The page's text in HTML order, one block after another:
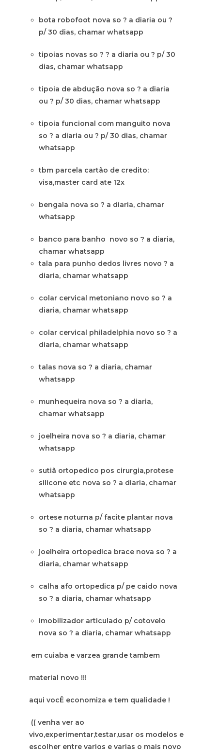
bota robofoot nova so ? a diaria ou ?
p/ 30 dias, chamar whatsapp
tipoias novas so ? ? a diaria ou ? p/ 30
dias, chamar whatsapp
tipoia de abdução nova so ? a diaria
ou ? p/ 30 dias, chamar whatsapp
tipoia funcional com manguito nova
so ? a diaria ou ? p/ 30 dias, chamar
whatsapp
tbm parcela cartão de credito:
visa,master card ate 12x
bengala nova so ? a diaria, chamar
whatsapp
banco para banho novo so ? a diaria,
chamar whatsapp
tala para punho dedos livres novo ? a
diaria, chamar whatsapp
colar cervical metoniano novo so ? a
diaria, chamar whatsapp
colar cervical philadelphia novo so ? a
diaria, chamar whatsapp
talas nova so ? a diaria, chamar
whatsapp
munhequeira nova so ? a diaria,
chamar whatsapp
joelheira nova so ? a diaria, chamar
whatsapp
sutiã ortopedico pos cirurgia,protese
silicone etc nova so ? a diaria, chamar
whatsapp
ortese noturna p/ facite plantar nova
so ? a diaria, chamar whatsapp
joelheira ortopedica brace nova so ? a
diaria, chamar whatsapp
calha afo ortopedica p/ pe caido nova
so ? a diaria, chamar whatsapp
imobilizador articulado p/ cotovelo
nova so ? a diaria, chamar whatsapp
em cuiaba e varzea grande tambem
material novo !!!
aqui vocÊ economiza e tem qualidade !
(( venha ver ao
vivo,experimentar,testar,usar os modelos e
escolher entre varios e varias o mais novo